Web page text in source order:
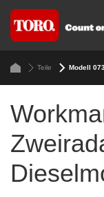
Teile Modell